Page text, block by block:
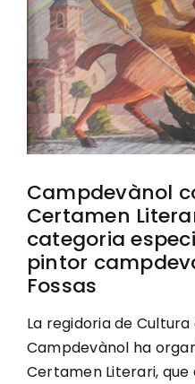
Ciutadania
Actualitat
Municipi
Cerca
…
Campdevànol
Certamen
categoria
pintor
Fossas
La regidoria de
Campdevànol ha
Certamen Literari,